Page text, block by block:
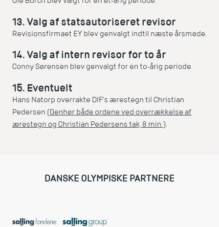
13. Valg af statsautoriseret revisor
Revisionsfirmaet EY blev genvalgt indtil næste årsmøde.
14. Valg af intern revisor for to år
Conny Sørensen blev genvalgt for en to-årig periode.
15. Eventuelt
Hans Natorp overrakte DIF’s ærestegn til Christian
Pedersen (Genhør både ordene ved overrækkelse af
ærestegn og Christian Pedersens tak, 8 min.).
DANSKE OLYMPISKE PARTNERE